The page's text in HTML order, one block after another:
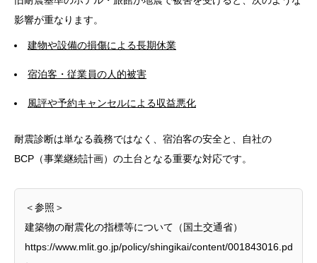
影響が重なります。
建物や設備の損傷による長期休業
宿泊客・従業員の人的被害
風評や予約キャンセルによる収益悪化
耐震診断は単なる義務ではなく、宿泊客の安全と、自社の
BCP（事業継続計画）の土台となる重要な対応です。
＜参照＞
建築物の耐震化の指標等について（国土交通省）
https://www.mlit.go.jp/policy/shingikai/content/001843016.pd